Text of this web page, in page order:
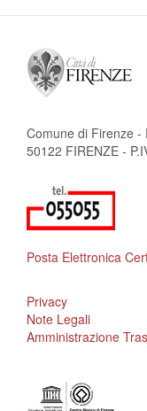
Comune di Firenze -
50122 FIRENZE -
Posta Elettronica
Privacy
Note Legali
Amministrazione